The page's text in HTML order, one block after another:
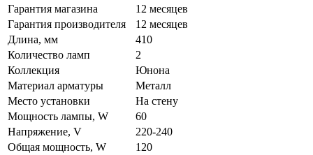
Гарантия магазина
12 месяцев
Гарантия производителя
12 месяцев
Длина, мм
410
Количество ламп
2
Коллекция
Юнона
Материал арматуры
Металл
Место установки
На стену
Мощность лампы, W
60
Напряжение, V
220-240
Общая мощность, W
120